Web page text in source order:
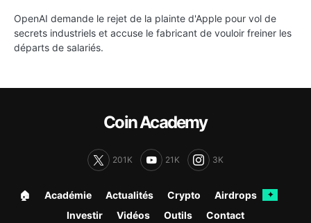
OpenAI demande le rejet de la plainte d'Apple pour vol de
secrets industriels et accuse le fabricant de vouloir freiner les
départs de salariés.
Coin Academy
201K 21K 3K
🏠︎ Académie Actualités Crypto Airdrops ✦
Investir Vidéos Outils Contact